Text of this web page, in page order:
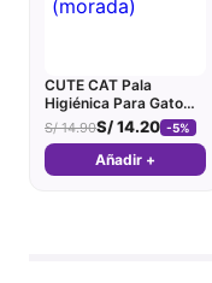
CUTE CAT Pala
Higiénica Para Gato
(morada)
S/14.90S/14.20 -5%
Añadir +